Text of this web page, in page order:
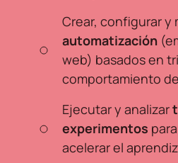
Crear, configurar y
automatización
web) basados en
comportamiento
Ejecutar y analizar
experimentos
acelerar el